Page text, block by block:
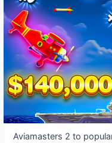
Aviamasters 2 to